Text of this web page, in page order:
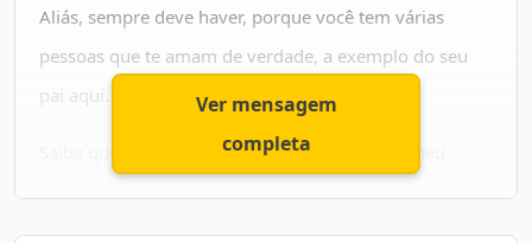
Feliz aniversário.
Aliás, sempre deve haver, porque você tem várias
pessoas que te amam de verdade, a exemplo do seu
pai aqui.
Saiba que você sempre poderá contar com o meu
parecer um pouco rígido às vezes, mas não se engane,
Ver mensagem
completa